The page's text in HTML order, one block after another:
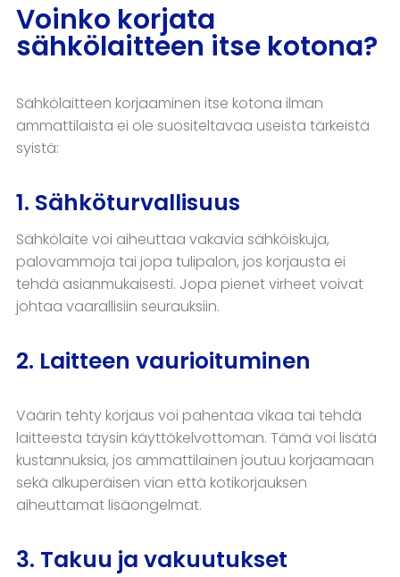
Voinko korjata
sähkölaitteen itse kotona?
Sähkölaitteen korjaaminen itse kotona ilman
ammattilaista ei ole suositeltavaa useista tärkeistä
syistä:
1. Sähköturvallisuus
Sähkölaite voi aiheuttaa vakavia sähköiskuja,
palovammoja tai jopa tulipalon, jos korjausta ei
tehdä asianmukaisesti. Jopa pienet virheet voivat
johtaa vaarallisiin seurauksiin.
2. Laitteen vaurioituminen
Väärin tehty korjaus voi pahentaa vikaa tai tehdä
laitteesta täysin käyttökelvottoman. Tämä voi lisätä
kustannuksia, jos ammattilainen joutuu korjaamaan
sekä alkuperäisen vian että kotikorjauksen
aiheuttamat lisäongelmat.
3. Takuu ja vakuutukset